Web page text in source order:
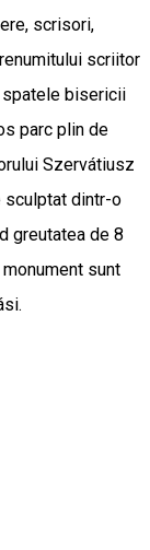
scrisori,
scriitor
spatele bisericii
parc plin de
Szervátiusz
sculptat dintr-o
greutatea de 8
sunt